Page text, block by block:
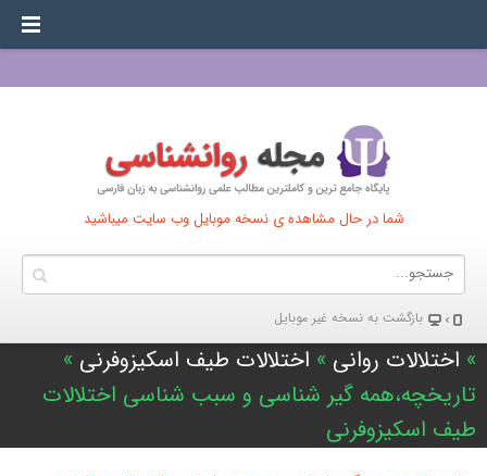
شما در حال مشاهده ی نسخه موبایل وب سایت میباشید
بازگشت به نسخه غير موبایل
» اختلالات روانی » اختلالات طیف اسکیزوفرنی »
تاریخچه،همه گیر شناسی و سبب شناسی اختلالات
طیف اسکیزوفرنی